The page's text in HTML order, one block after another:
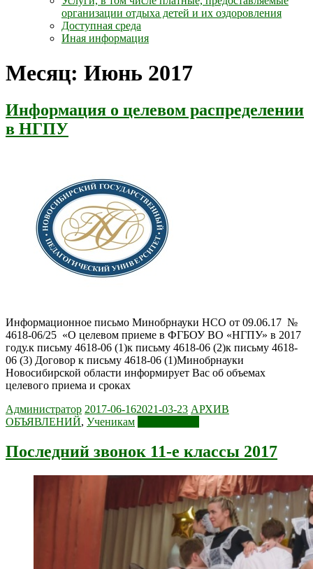
организации отдыха детей и их оздоровления
Доступная среда
Иная информация
Месяц: Июнь 2017
Информация о целевом распределении
в НГПУ
Информационное письмо Минобрнауки НСО от 09.06.17 №
4618-06/25 «О целевом приеме в ФГБОУ ВО «НГПУ» в 2017
году.к письму 4618-06 (1)к письму 4618-06 (2)к письму 4618-
06 (3) Договор к письму 4618-06 (1)Минобрнауки
Новосибирской области информирует Вас об объемах
целевого приема и сроках
Администратор 2017-06-162021-03-23 АРХИВ
ОБЪЯВЛЕНИЙ, Ученикам
Последний звонок 11-е классы 2017